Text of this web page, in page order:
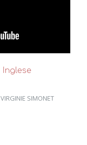
Inglese
VIRGINIE SIMONET